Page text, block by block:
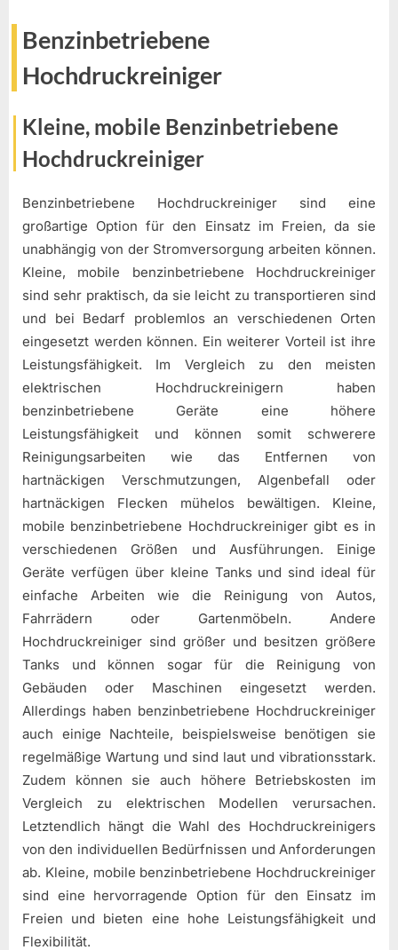
Benzinbetriebene
Hochdruckreiniger
Kleine, mobile Benzinbetriebene
Hochdruckreiniger
Benzinbetriebene Hochdruckreiniger sind eine
großartige Option für den Einsatz im Freien, da sie
unabhängig von der Stromversorgung arbeiten können.
Kleine, mobile benzinbetriebene Hochdruckreiniger
sind sehr praktisch, da sie leicht zu transportieren sind
und bei Bedarf problemlos an verschiedenen Orten
eingesetzt werden können. Ein weiterer Vorteil ist ihre
Leistungsfähigkeit. Im Vergleich zu den meisten
elektrischen Hochdruckreinigern haben
benzinbetriebene Geräte eine höhere
Leistungsfähigkeit und können somit schwerere
Reinigungsarbeiten wie das Entfernen von
hartnäckigen Verschmutzungen, Algenbefall oder
hartnäckigen Flecken mühelos bewältigen. Kleine,
mobile benzinbetriebene Hochdruckreiniger gibt es in
verschiedenen Größen und Ausführungen. Einige
Geräte verfügen über kleine Tanks und sind ideal für
einfache Arbeiten wie die Reinigung von Autos,
Fahrrädern oder Gartenmöbeln. Andere
Hochdruckreiniger sind größer und besitzen größere
Tanks und können sogar für die Reinigung von
Gebäuden oder Maschinen eingesetzt werden.
Allerdings haben benzinbetriebene Hochdruckreiniger
auch einige Nachteile, beispielsweise benötigen sie
regelmäßige Wartung und sind laut und vibrationsstark.
Zudem können sie auch höhere Betriebskosten im
Vergleich zu elektrischen Modellen verursachen.
Letztendlich hängt die Wahl des Hochdruckreinigers
von den individuellen Bedürfnissen und Anforderungen
ab. Kleine, mobile benzinbetriebene Hochdruckreiniger
sind eine hervorragende Option für den Einsatz im
Freien und bieten eine hohe Leistungsfähigkeit und
Flexibilität.